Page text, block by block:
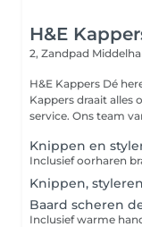
H&E
2, Zandpad
H&E Kappers Dé herenkapper van Middelharnis Bij H&E
Kappers draait alles
service. Ons team
Knippen en
Inclusief oorharen
Knippen,
Baard scheren
Inclusief warme